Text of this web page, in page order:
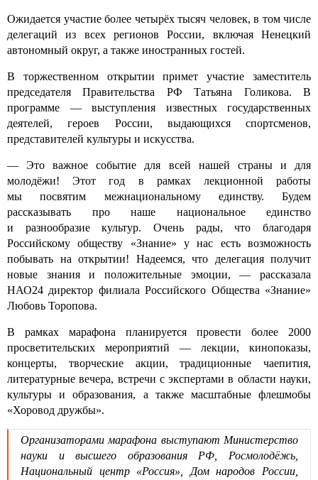
Ожидается участие более четырёх тысяч человек, в том числе
делегаций из всех регионов России, включая Ненецкий
автономный округ, а также иностранных гостей.
В торжественном открытии примет участие заместитель
председателя Правительства РФ Татьяна Голикова. В
программе — выступления известных государственных
деятелей, героев России, выдающихся спортсменов,
представителей культуры и искусства.
— Это важное событие для всей нашей страны и для
молодёжи! Этот год в рамках лекционной работы
мы посвятим межнациональному единству. Будем
рассказывать про наше национальное единство
и разнообразие культур. Очень рады, что благодаря
Российскому обществу «Знание» у нас есть возможность
побывать на открытии! Надеемся, что делегация получит
новые знания и положительные эмоции, — рассказала
НАО24 директор филиала Российского Общества «Знание»
Любовь Торопова.
В рамках марафона планируется провести более 2000
просветительских мероприятий — лекции, кинопоказы,
концерты, творческие акции, традиционные чаепития,
литературные вечера, встречи с экспертами в области науки,
культуры и образования, а также масштабные флешмобы
«Хоровод дружбы».
Организаторами марафона выступают Министерство
науки и высшего образования РФ, Росмолодёжь,
Национальный центр «Россия», Дом народов России,